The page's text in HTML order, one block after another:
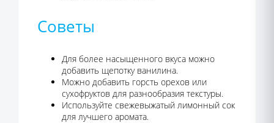
Советы
Для более насыщенного вкуса можно
добавить щепотку ванилина.
Можно добавить горсть орехов или
сухофруктов для разнообразия текстуры.
Используйте свежевыжатый лимонный сок
для лучшего аромата.